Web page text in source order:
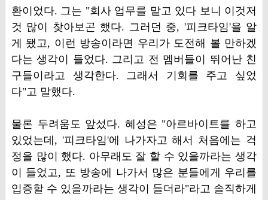
환이었다. 그는 "회사 업무를 맡고 있다 보니 이것저
것 많이 찾아보곤 했다. 그러던 중, '피크타임'을 알
게 됐고, 이런 방송이라면 우리가 도전해 볼 만하겠
다는 생각이 들었다. 그리고 전 멤버들이 뛰어난 친
구들이라고 생각한다. 그래서 기회를 주고 싶었
다"고 말했다.
물론 두려움도 앞섰다. 혜성은 "아르바이트를 하고
있었는데, '피크타임'에 나가자고 해서 처음에는 걱
정을 많이 했다. 아무래도 잘 할 수 있을까라는 생각
이 들었고, 또 방송에 나가서 많은 분들에게 우리를
입증할 수 있을까라는 생각이 들더라"라고 솔직하게